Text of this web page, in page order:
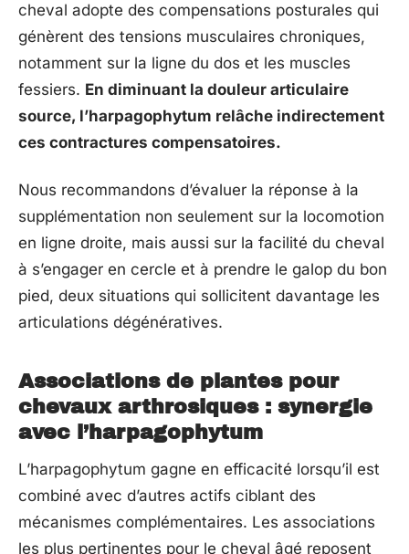
cheval adopte des compensations posturales qui
génèrent des tensions musculaires chroniques,
notamment sur la ligne du dos et les muscles
fessiers. En diminuant la douleur articulaire
source, l’harpagophytum relâche indirectement
ces contractures compensatoires.
Nous recommandons d’évaluer la réponse à la
supplémentation non seulement sur la locomotion
en ligne droite, mais aussi sur la facilité du cheval
à s’engager en cercle et à prendre le galop du bon
pied, deux situations qui sollicitent davantage les
articulations dégénératives.
Associations de plantes pour
chevaux arthrosiques : synergie
avec l’harpagophytum
L’harpagophytum gagne en efficacité lorsqu’il est
combiné avec d’autres actifs ciblant des
mécanismes complémentaires. Les associations
les plus pertinentes pour le cheval âgé reposent